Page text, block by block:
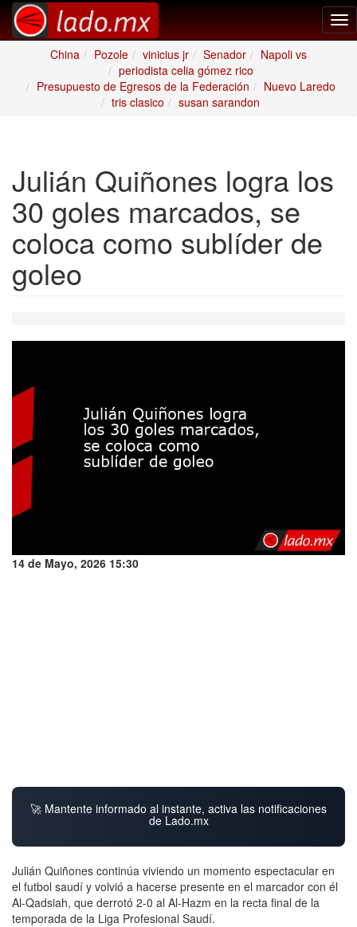
China
Pozole vinicius jr Senador
Napoli vs
periodista celia gómez rico
Presupuesto de Egresos de la Federación
Nuevo Laredo
tris clasico
susan sarandon
Julián Quiñones logra los
30 goles marcados, se
coloca como sublíder de
goleo
14 de Mayo, 2026 15:30
🚀 Mantente informado al instante, activa las notificaciones
de Lado.mx
Julián Quiñones continúa viviendo un momento espectacular en
el futbol saudí y volvió a hacerse presente en el marcador con él
Al-Qadsiah, que derrotó 2-0 al Al-Hazm en la recta final de la
temporada de la Liga Profesional Saudí.